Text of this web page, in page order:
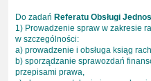
Do zadań Referatu Obsługi
1) Prowadzenie spraw w zakresie
w szczególności:
a) prowadzenie i obsługa ksiąg
b) sporządzanie sprawozdań
przepisami prawa,